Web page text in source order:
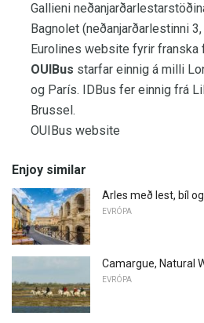
Gallieni
Bagnolet (neðanjarðarlestinni
Eurolines website fyrir franska
OUIBus starfar einnig á milli
og París. IDBus fer einnig frá
Brussel.
OUIBus website
Enjoy similar
Arles með lest, bíl
EVRÓPA
Camargue, Natural
EVRÓPA